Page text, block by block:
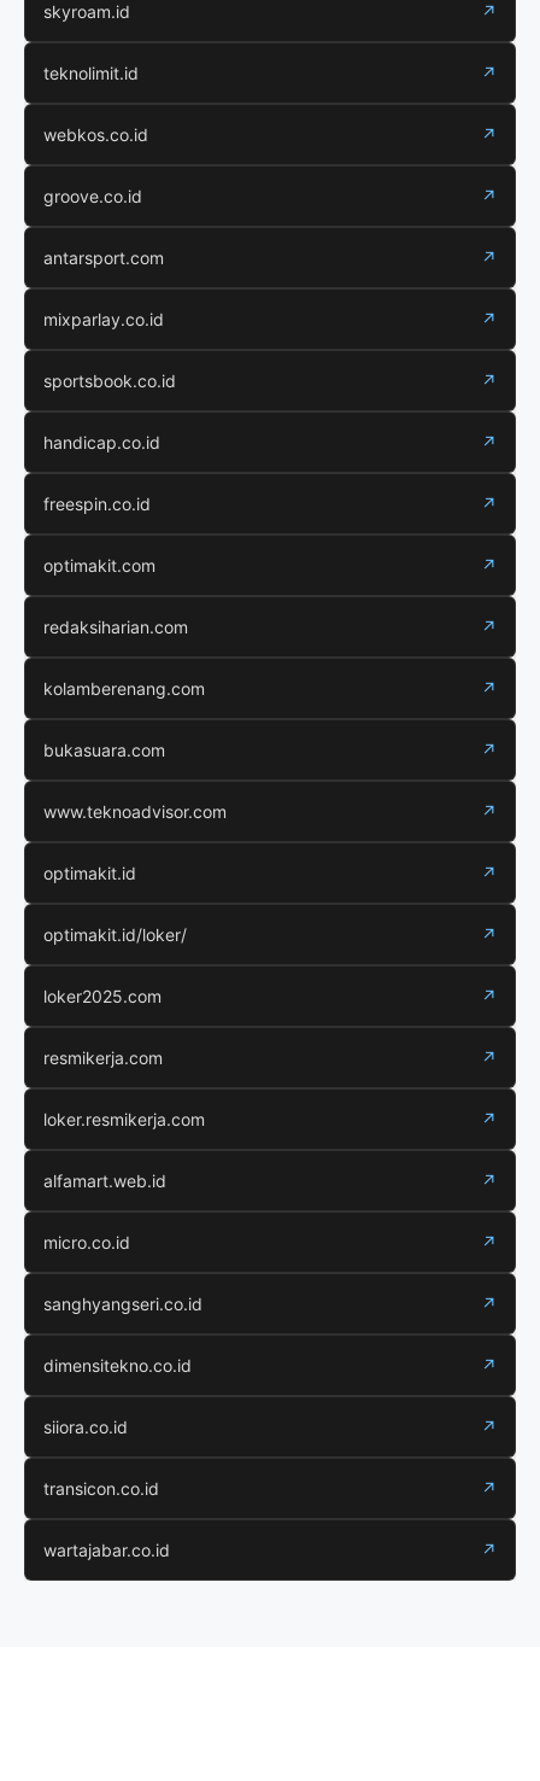
skyroam.id ↗
teknolimit.id ↗
webkos.co.id ↗
groove.co.id ↗
antarsport.com ↗
mixparlay.co.id ↗
sportsbook.co.id ↗
handicap.co.id ↗
freespin.co.id ↗
optimakit.com ↗
redaksiharian.com ↗
kolamberenang.com ↗
bukasuara.com ↗
www.teknoadvisor.com ↗
optimakit.id ↗
optimakit.id/loker/ ↗
loker2025.com ↗
resmikerja.com ↗
loker.resmikerja.com ↗
alfamart.web.id ↗
micro.co.id ↗
sanghyangseri.co.id ↗
dimensitekno.co.id ↗
siiora.co.id ↗
transicon.co.id ↗
wartajabar.co.id ↗